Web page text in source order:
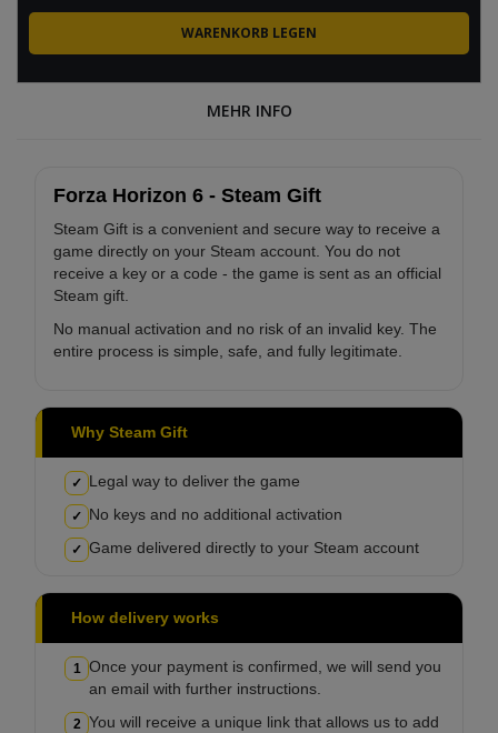
MEHR INFO
Forza Horizon 6 - Steam Gift
Steam Gift is a convenient and secure way to receive a
game directly on your Steam account. You do not
receive a key or a code - the game is sent as an official
Steam gift.
No manual activation and no risk of an invalid key. The
entire process is simple, safe, and fully legitimate.
Why Steam Gift
✓ Legal way to deliver the game
✓ No keys and no additional activation
✓ Game delivered directly to your Steam account
How delivery works
1 Once your payment is confirmed, we will send you
an email with further instructions.
2 You will receive a unique link that allows us to add